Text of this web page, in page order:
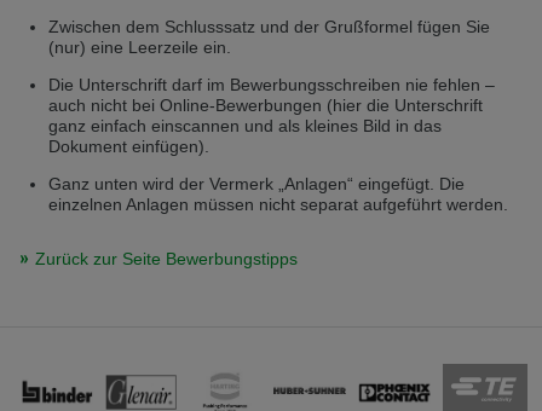
Zwischen dem Schlusssatz und der Grußformel fügen Sie
(nur) eine Leerzeile ein.
Die Unterschrift darf im Bewerbungsschreiben nie fehlen –
auch nicht bei Online-Bewerbungen (hier die Unterschrift
ganz einfach einscannen und als kleines Bild in das
Dokument einfügen).
Ganz unten wird der Vermerk „Anlagen“ eingefügt. Die
einzelnen Anlagen müssen nicht separat aufgeführt werden.
Zurück zur Seite Bewerbungstipps